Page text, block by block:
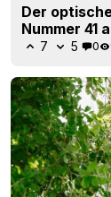
Der
Nummer 41
7 5 0